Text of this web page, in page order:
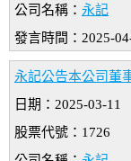
公司名稱： 永記
發言時間：2025-
永記公告本公司董
日期：2025-03-11
股票代號：1726